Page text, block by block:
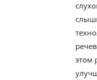
этом